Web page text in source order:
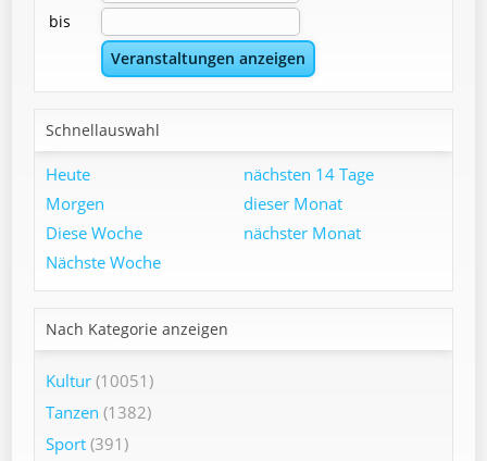
bis
Schnellauswahl
Heute
Morgen
Diese Woche
Nächste Woche
nächsten 14 Tage
dieser Monat
nächster Monat
Nach Kategorie anzeigen
Kultur (10051)
Tanzen (1382)
Sport (391)